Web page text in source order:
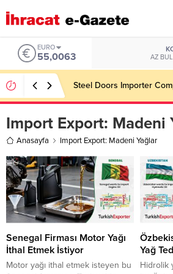
EURO
55,0063 AZ
Steel Doors Importer
Import Export: Madeni
Anasayfa Import Export: Madeni Yağlar
Senegal Firması Motor Yağı
İthal Etmek İstiyor
Motor yağı ithal etmek isteyen bu
Yağ
Hidrolik